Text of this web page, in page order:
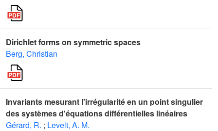
Dirichlet forms on symmetric spaces
Berg, Christian
Invariants mesurant l'irrégularité en un point singulier
des systèmes d'équations différentielles linéaires
Gérard, R. ; Levelt, A. M.